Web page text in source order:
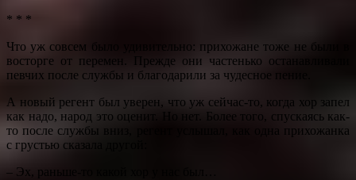
* * *
Что уж совсем было удивительно: прихожане тоже не были в
восторге от перемен. Прежде они частенько останавливали
певчих после службы и благодарили за чудесное пение.
А новый регент был уверен, что уж сейчас-то, когда хор запел
как надо, народ это оценит. Но нет. Более того, спускаясь как-
то после службы вниз, регент услышал, как одна прихожанка
с грустью сказала другой:
– Эх, раньше-то какой хор у нас был…